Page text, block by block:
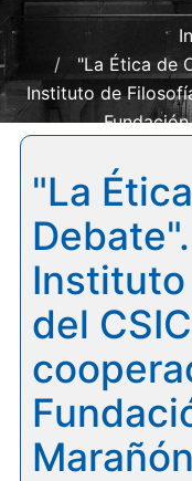
"La Ética de
Instituto de
"La
del